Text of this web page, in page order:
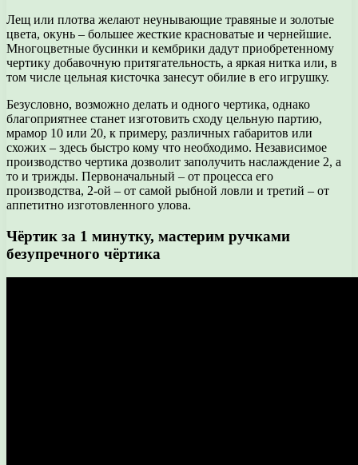
Лещ или плотва желают неунывающие травяные и золотые
цвета, окунь – большее жесткие красноватые и чернейшие.
Многоцветные бусинки и кембрики дадут приобретенному
чертику добавочную притягательность, а яркая нитка или, в
том числе цельная кисточка занесут обилие в его игрушку.
Безусловно, возможно делать и одного чертика, однако
благоприятнее станет изготовить сходу цельную партию,
мрамор 10 или 20, к примеру, различных габаритов или
схожих – здесь быстро кому что необходимо. Независимое
производство чертика дозволит заполучить наслаждение 2, а
то и трижды. Первоначальный – от процесса его
производства, 2-ой – от самой рыбной ловли и третий – от
аппетитно изготовленного улова.
Чёртик за 1 минутку, мастерим ручками
безупречного чёртика